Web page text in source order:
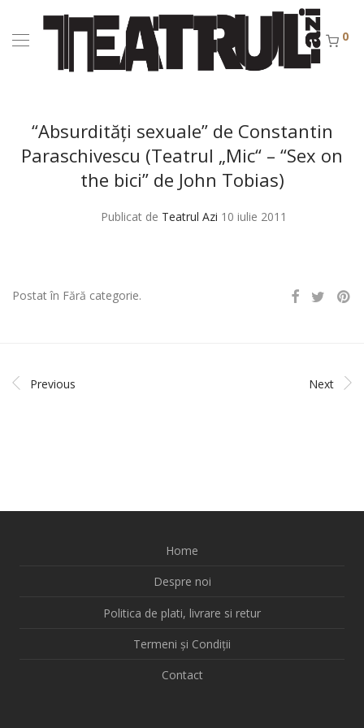
0
“Absurdităţi sexuale” de Constantin
Paraschivescu (Teatrul „Mic“ – “Sex on
the bici” de John Tobias)
Publicat de Teatrul Azi 10 iulie 2011
Postat în Fără categorie.
Previous Next
Home
Despre noi
Politica de plati, livrare si retur
Termeni și Condiții
Contact